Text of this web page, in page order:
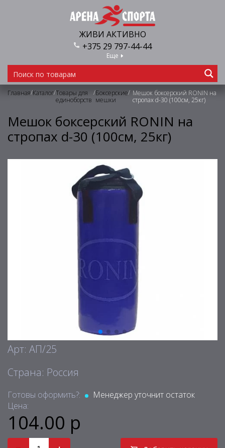
ЖИВИ АКТИВНО
+375 29 797-44-44
Еще
Главная/Каталог/Товары для
единоборств
/Боксерские
мешки
/ Мешок боксерский RONIN на
стропах d-30 (100см, 25кг)
Мешок боксерский RONIN на
стропах d-30 (100см, 25кг)
Арт: АП/25
Страна: Россия
Готовы оформить?:
Менеджер уточнит остаток
Цена:
104.00 р